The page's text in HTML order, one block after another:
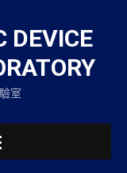
DEVICE
室